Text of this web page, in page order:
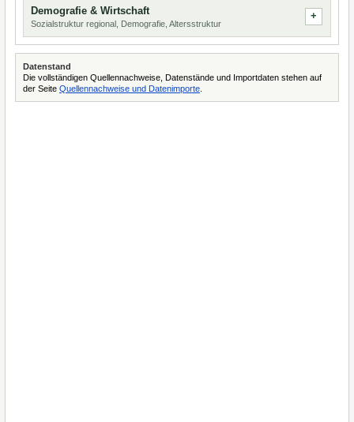
Demografie & Wirtschaft
Sozialstruktur regional, Demografie, Altersstruktur
Datenstand
Die vollständigen Quellennachweise, Datenstände und Importdaten stehen auf
der Seite Quellennachweise und Datenimporte